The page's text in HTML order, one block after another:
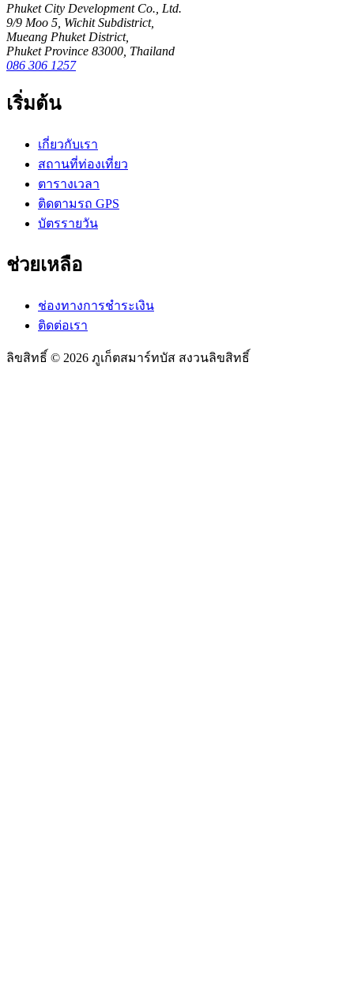
Phuket City Development Co., Ltd.
9/9 Moo 5, Wichit Subdistrict,
Mueang Phuket District,
Phuket Province 83000, Thailand
086 306 1257
เริ่มต้น
เกี่ยวกับเรา
สถานที่ท่องเที่ยว
ตารางเวลา
ติดตามรถ GPS
บัตรรายวัน
ช่วยเหลือ
ช่องทางการชำระเงิน
ติดต่อเรา
ลิขสิทธิ์ © 2026 ภูเก็ตสมาร์ทบัส สงวนลิขสิทธิ์